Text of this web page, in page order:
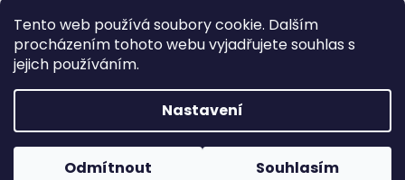
Tento web používá soubory cookie. Dalším
procházením tohoto webu vyjadřujete souhlas s
jejich používáním.
Nastavení
Odmítnout Souhlasím
Copyright 2026HODINKY-HODINY.cz. Všechna práva
vyhrazena.
Upravit nastavení cookies